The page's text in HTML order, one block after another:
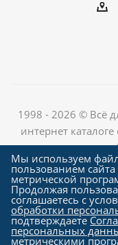
1998 - 2026 © Всё
интернет
Мы используем
пользованием сайта
метрической
Продолжая
соглашаетесь с
обработки
подтверждаете
персональных
метрическими